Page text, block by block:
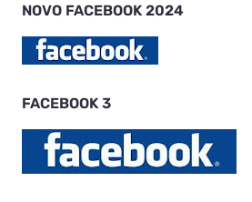
NOVO FACEBOOK 2024
FACEBOOK 3